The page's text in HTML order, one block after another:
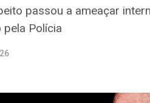
passou a ameaçar
Polícia